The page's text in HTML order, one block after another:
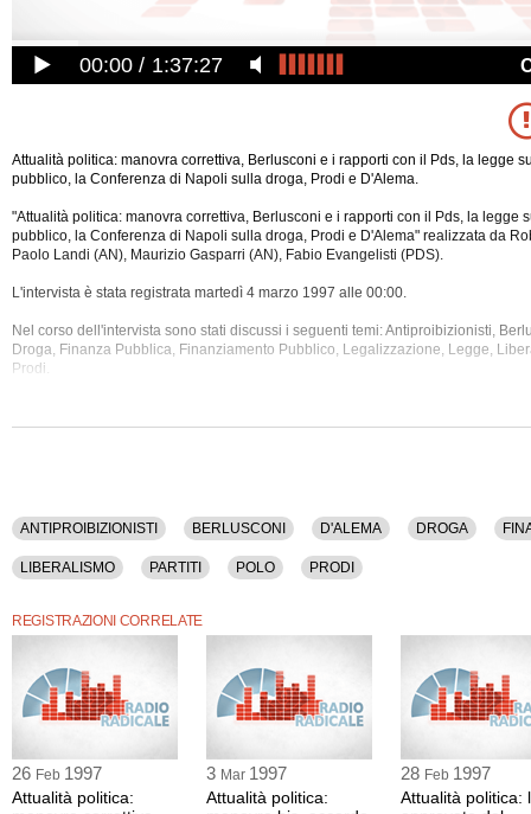
00:00 1:37:27
Attualità politica: manovra correttiva, Berlusconi e i rapporti con il Pds, la legge
pubblico, la Conferenza di Napoli sulla droga, Prodi e D'Alema.
"Attualità politica: manovra correttiva, Berlusconi e i rapporti con il Pds, la legge
pubblico, la Conferenza di Napoli sulla droga, Prodi e D'Alema" realizzata da
Paolo Landi (AN), Maurizio Gasparri (AN), Fabio Evangelisti (PDS).
L'intervista è stata registrata martedì 4 marzo 1997 alle 00:00.
Nel corso dell'intervista sono stati discussi i seguenti temi: Antiproibizionisti,
Droga, Finanza Pubblica, Finanziamento Pubblico, Legalizzazione, Legge,
Prodi.
ANTIPROIBIZIONISTI BERLUSCONI D'ALEMA DROGA
LIBERALISMO PARTITI POLO PRODI
REGISTRAZIONI CORRELATE
26 Feb 1997
Attualità politica:
3 Mar 1997
Attualità politica:
28 Feb 1997
Attualità politica: